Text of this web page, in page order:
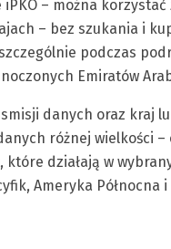
iPKO – można
– bez szukania i
podczas
Emiratów
danych oraz kraj
różnej wielkości –
działają w
Ameryka Północna